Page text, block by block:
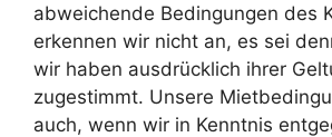
abweichende Bedingungen des
erkennen wir nicht an, es sei
wir haben ausdrücklich ihrer
zugestimmt. Unsere
auch, wenn wir in Kenntnis